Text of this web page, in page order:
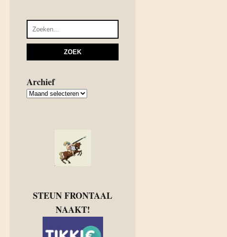
Archief
Archief
STEUN FRONTAAL
NAAKT!